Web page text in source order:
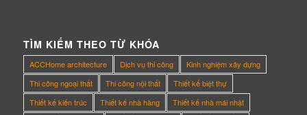
TÌM KIẾM THEO TỪ KHÓA
ACCHome architecture Dịch vụ thi công
Kinh nghiệm xây dựng
Thi công ngoại thất
Thi công nội thất
Thiết kế biệt thự
Thiết kế kiến trúc
Thiết kế nhà hàng
Thiết kế nhà mái nhật